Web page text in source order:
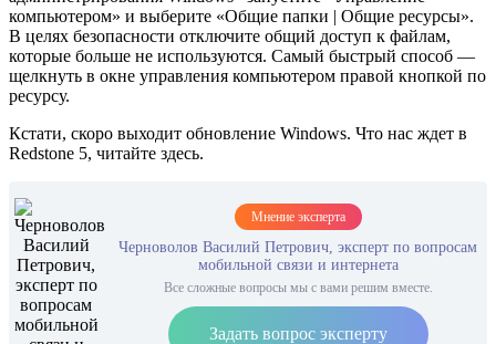
компьютером» и выберите «Общие папки | Общие ресурсы».
В целях безопасности отключите общий доступ к файлам,
которые больше не используются. Самый быстрый способ —
щелкнуть в окне управления компьютером правой кнопкой по
ресурсу.
Кстати, скоро выходит обновление Windows. Что нас ждет в
Redstone 5, читайте здесь.
Мнение эксперта
Черноволов Василий Петрович, эксперт по вопросам
мобильной связи и интернета
Все сложные вопросы мы с вами решим вместе.
Задать вопрос эксперту